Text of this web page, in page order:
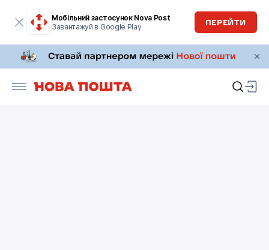
Мобільний застосунок Nova Post
Завантажуй в Google Play
ПЕРЕЙТИ